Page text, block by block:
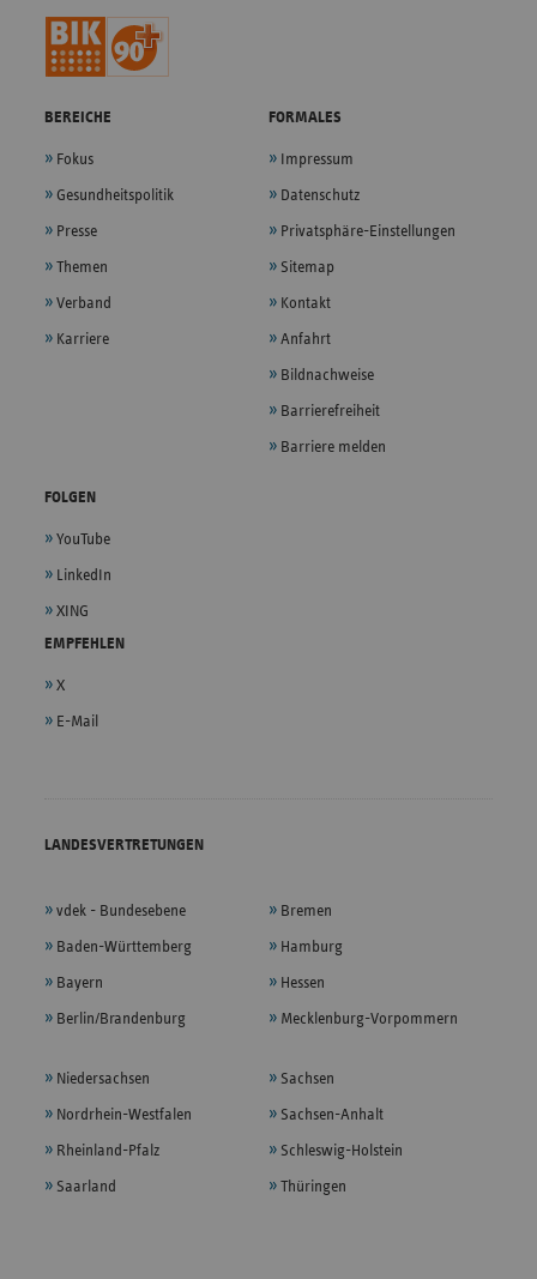
BEREICHE
Fokus
Gesundheitspolitik
Presse
Themen
Verband
Karriere
FORMALES
Impressum
Datenschutz
Privatsphäre-Einstellungen
Sitemap
Kontakt
Anfahrt
Bildnachweise
Barrierefreiheit
Barriere melden
FOLGEN
YouTube
LinkedIn
XING
EMPFEHLEN
X
E-Mail
LANDESVERTRETUNGEN
vdek - Bundesebene
Baden-Württemberg
Bayern
Berlin/Brandenburg
Bremen
Hamburg
Hessen
Mecklenburg-Vorpommern
Niedersachsen
Nordrhein-Westfalen
Rheinland-Pfalz
Saarland
Sachsen
Sachsen-Anhalt
Schleswig-Holstein
Thüringen